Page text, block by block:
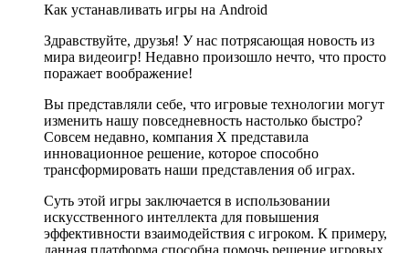
Как устанавливать игры на Android
Здравствуйте, друзья! У нас потрясающая новость из
мира видеоигр! Недавно произошло нечто, что просто
поражает воображение!
Вы представляли себе, что игровые технологии могут
изменить нашу повседневность настолько быстро?
Совсем недавно, компания X представила
инновационное решение, которое способно
трансформировать наши представления об играх.
Суть этой игры заключается в использовании
искусственного интеллекта для повышения
эффективности взаимодействия с игроком. К примеру,
данная платформа способна помочь решение игровых